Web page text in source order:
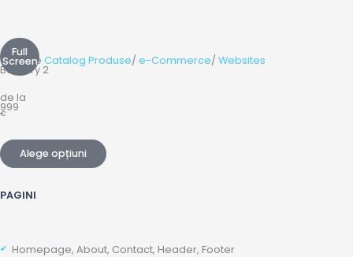
Full
Screen
Website Catalog Produse/ e-Commerce/ Websites
Boskery 2
de la
999
€
Alege opțiuni
PAGINI
Homepage, About, Contact, Header, Footer